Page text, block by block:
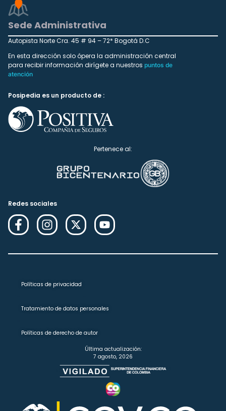
Sede Administrativa
Autopista Norte Cra. 45 # 94 – 72* Bogotá D.C
En esta dirección solo ópera la administración central
para recibir información dirígete a nuestros puntos de
atención
Posipedia es un producto de :
Pertenece al:
Redes sociales
Políticas de privacidad
Tratamiento de datos personales
Políticas de derecho de autor
Última actualización:
7 agosto, 2026